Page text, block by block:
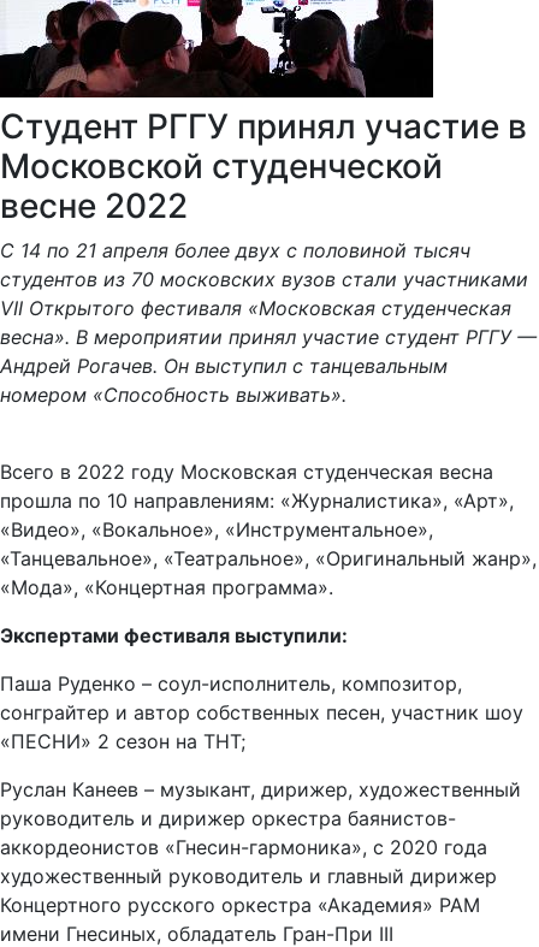
Студент РГГУ принял участие в
Московской студенческой
весне 2022
С 14 по 21 апреля более двух с половиной тысяч
студентов из 70 московских вузов стали участниками
VII Открытого фестиваля «Московская студенческая
весна». В мероприятии принял участие студент РГГУ —
Андрей Рогачев. Он выступил с танцевальным
номером «Способность выживать».
Всего в 2022 году Московская студенческая весна
прошла по 10 направлениям: «Журналистика», «Арт»,
«Видео», «Вокальное», «Инструментальное»,
«Танцевальное», «Театральное», «Оригинальный жанр»,
«Мода», «Концертная программа».
Экспертами фестиваля выступили:
Паша Руденко – соул-исполнитель, композитор,
сонграйтер и автор собственных песен, участник шоу
«ПЕСНИ» 2 сезон на ТНТ;
Руслан Канеев – музыкант, дирижер, художественный
руководитель и дирижер оркестра баянистов-
аккордеонистов «Гнесин-гармоника», с 2020 года
художественный руководитель и главный дирижер
Концертного русского оркестра «Академия» РАМ
имени Гнесиных, обладатель Гран-При III